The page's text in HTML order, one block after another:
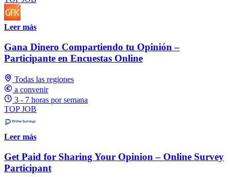
Leer más
Gana Dinero Compartiendo tu Opinión –
Participante en Encuestas Online
Todas las regiones
a convenir
3 - 7 horas por semana
TOP JOB
Leer más
Get Paid for Sharing Your Opinion – Online Survey
Participant